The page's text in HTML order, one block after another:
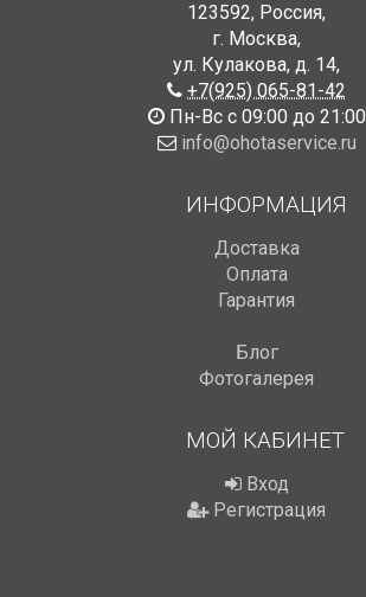
123592, Россия,
г. Москва,
ул. Кулакова, д. 14,
+7(925) 065-81-42
Пн-Вс с 09:00 до 21:00
info@ohotaservice.ru
ИНФОРМАЦИЯ
Доставка
Оплата
Гарантия
Блог
Фотогалерея
МОЙ КАБИНЕТ
Вход
Регистрация